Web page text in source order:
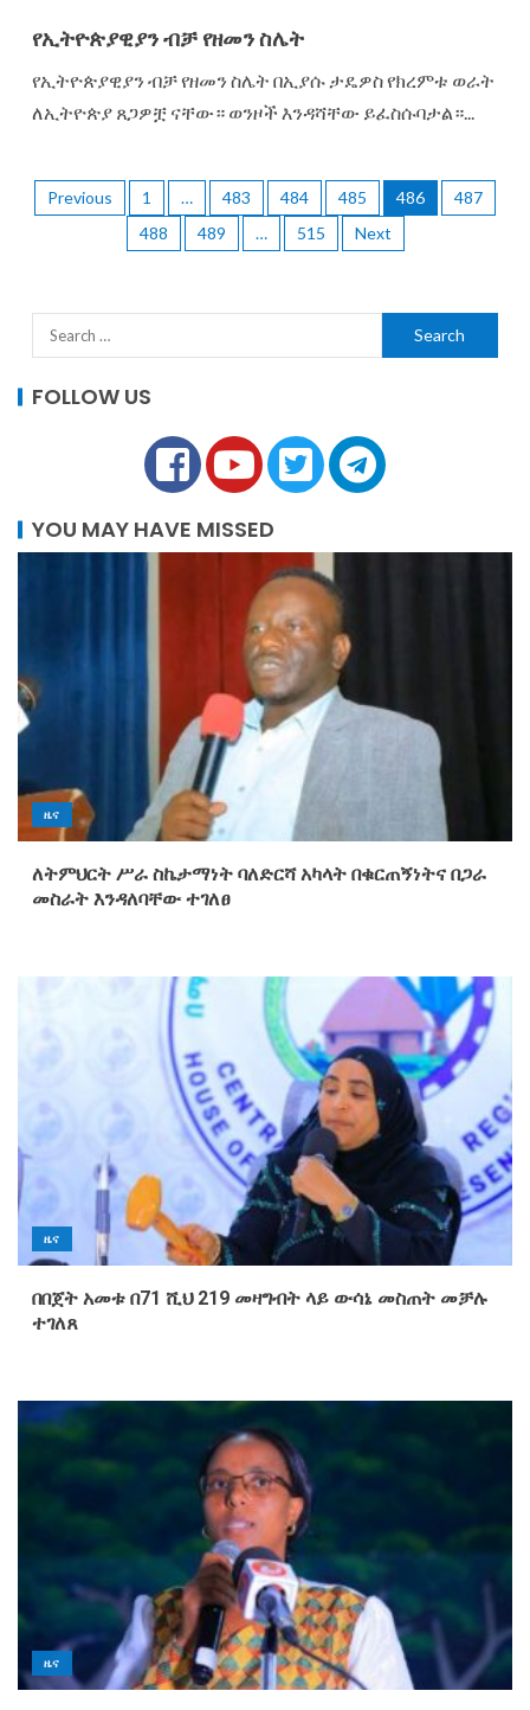
የኢትዮጵያዊያን ብቻ የዘመን ስሌት
የኢትዮጵያዊያን ብቻ የዘመን ስሌት በኢያሱ ታዴዎስ የክረምቱ ወራት
ለኢትዮጵያ ጸጋዎቿ ናቸው። ወንዞች እንዳሻቸው ይፈስሱባታል።...
Previous 1 … 483 484 485 486
487
488
489 … 515 Next
FOLLOW US
YOU MAY HAVE MISSED
ዜና
ለትምህርት ሥራ ስኬታማነት ባለድርሻ አካላት በቁርጠኝነትና በጋራ
መስራት እንዳለባቸው ተገለፀ
ዜና
በበጀት አመቱ በ71 ሺህ 219 መዛግብት ላይ ውሳኔ መስጠት መቻሉ
ተገለጸ
ዜና